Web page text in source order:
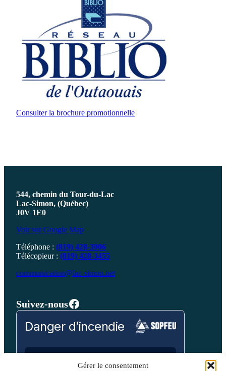
Gérer le consentement
Consulter la brochure promotionnelle
544, chemin du Tour-du-Lac
Lac-Simon, (Québec)
J0V 1E0
Voir sur Google Map
Téléphone : (819) 428-3906
Télécopieur : (819) 428-3455
communication@lac-simon.net
Suivez-nousFacebook
Danger d’incendie